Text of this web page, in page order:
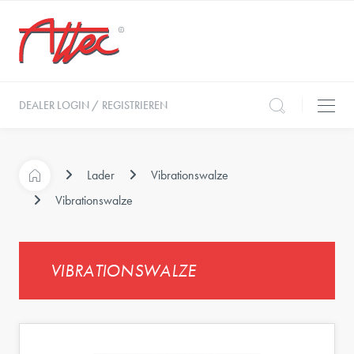
DEALER LOGIN / REGISTRIEREN
Lader
Vibrationswalze
Vibrationswalze
VIBRATIONSWALZE